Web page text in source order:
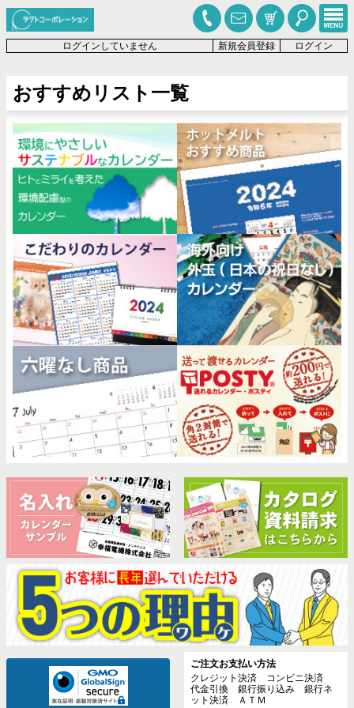
ログインしていません 新規会員登録 ログイン
おすすめリスト一覧
ご注文お支払い方法
クレジット決済 コンビニ決済
代金引換 銀行振り込み 銀行ネ
ット決済 ＡＴＭ